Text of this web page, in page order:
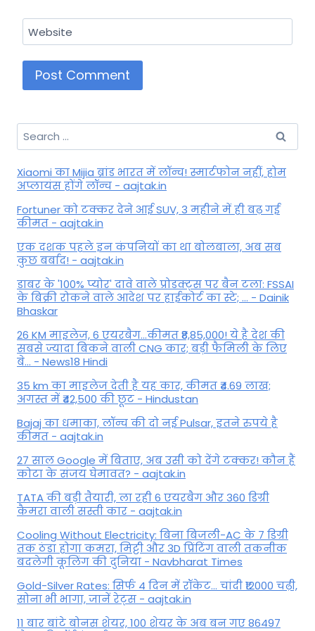
Website
Search
for:
Xiaomi का Mijia ब्रांड भारत में लॉन्च! स्मार्टफोन नहीं, होम
अप्लायंस होंगे लॉन्च - aajtak.in
Fortuner को टक्कर देने आई SUV, 3 महीने में ही बढ़ गई
कीमत - aajtak.in
एक दशक पहले इन कंपनियों का था बोलबाला, अब सब
कुछ बर्बाद! - aajtak.in
डाबर के '100% प्योर' दावे वाले प्रोडक्ट्स पर बैन टला: FSSAI
के बिक्री रोकने वाले आदेश पर हाईकोर्ट का स्टे; ... - Dainik
Bhaskar
26 KM माइलेज, 6 एयरबैग...कीमत ₹8,85,000! ये है देश की
सबसे ज्यादा बिकने वाली CNG कार; बड़ी फैमिली के लिए
बे... - News18 Hindi
35 km का माइलेज देती है यह कार, कीमत ₹4.69 लाख;
अगस्त में ₹42,500 की छूट - Hindustan
Bajaj का धमाका, लॉन्च की दो नई Pulsar, इतने रुपये है
कीमत - aajtak.in
27 साल Google में बिताए, अब उसी को देंगे टक्कर! कौन हैं
कोटा के संजय घेमावत? - aajtak.in
TATA की बड़ी तैयारी, ला रही 6 एयरबैग और 360 डिग्री
कैमरा वाली सस्ती कार - aajtak.in
Cooling Without Electricity: बिना बिजली-AC के 7 डिग्री
तक ठंडा होगा कमरा, मिट्टी और 3D प्रिंटिंग वाली तकनीक
बदलेगी कूलिंग की दुनिया - Navbharat Times
Gold-Silver Rates: सिर्फ 4 दिन में रॉकेट... चांदी ₹12000 चढ़ी,
सोना भी भागा, जानें रेट्स - aajtak.in
11 बार बांटे बोनस शेयर, 100 शेयर के अब बन गए 86497